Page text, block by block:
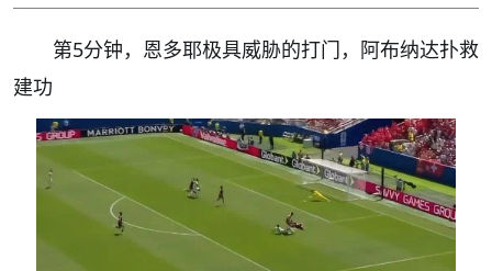
第5分钟，恩多耶极具威胁的打门，阿布纳达扑救
建功